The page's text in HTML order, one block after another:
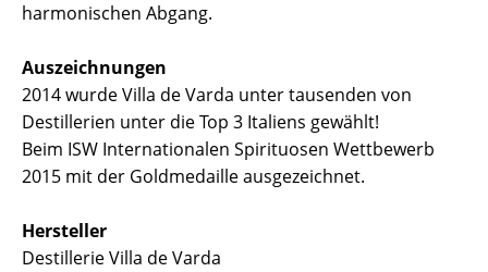
harmonischen Abgang.
Auszeichnungen
2014 wurde Villa de Varda unter tausenden von
Destillerien unter die Top 3 Italiens gewählt!
Beim ISW Internationalen Spirituosen Wettbewerb
2015 mit der Goldmedaille ausgezeichnet.
Hersteller
Destillerie Villa de Varda